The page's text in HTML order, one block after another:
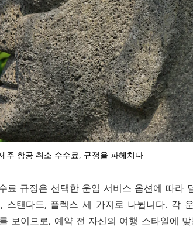
주 항공 취소 수수료, 규정을 파헤치다
료 규정은 선택한 운임 서비스 옵션에 따라
스탠다드, 플렉스 세 가지로 나뉩니다. 각
보이므로, 예약 전 자신의 여행 스타일에